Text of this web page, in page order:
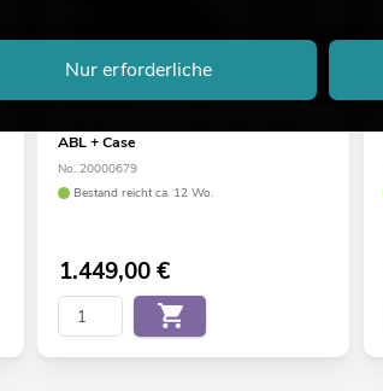
ABL + Case
No. 20000679
Bestand reicht ca. 12 Wo.
1.449,00€
Nur erforderliche